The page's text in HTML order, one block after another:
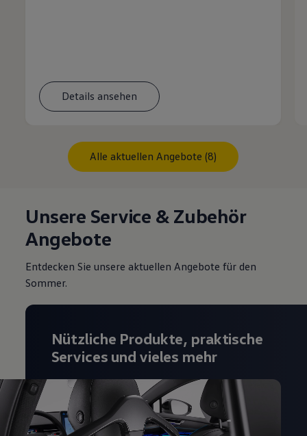
Details ansehen
Alle aktuellen Angebote (8)
Unsere Service & Zubehör
Angebote
Entdecken Sie unsere aktuellen Angebote für den
Sommer.
Nützliche Produkte, praktische
Services und vieles mehr